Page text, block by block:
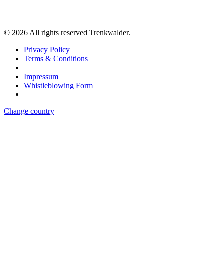
© 2026 All rights reserved Trenkwalder.
Privacy Policy
Terms & Conditions
Impressum
Whistleblowing Form
Change country